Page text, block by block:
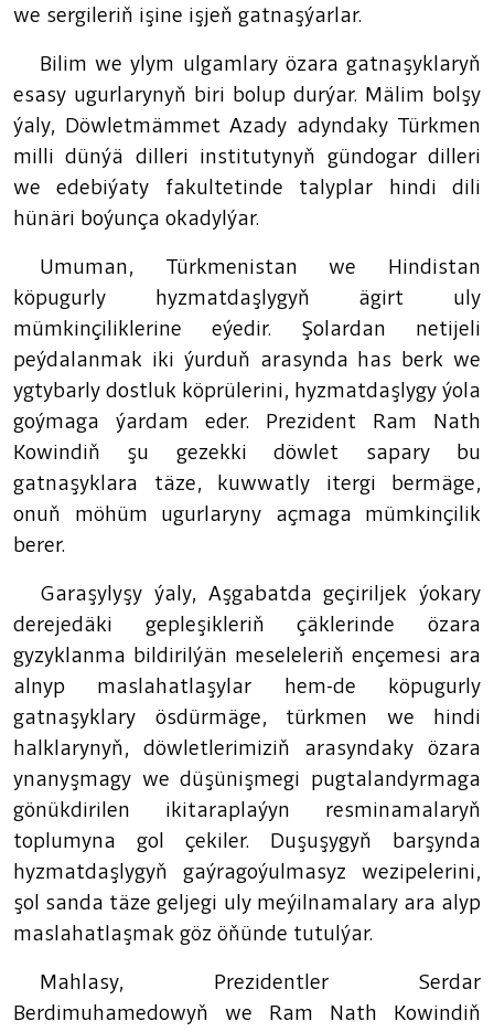
we sergileriň işine işjeň gatnaşýarlar.
Bilim we ylym ulgamlary özara gatnaşyklaryň
esasy ugurlarynyň biri bolup durýar. Mälim bolşy
ýaly, Döwletmämmet Azady adyndaky Türkmen
milli dünýä dilleri institutynyň gündogar dilleri
we edebiýaty fakultetinde talyplar hindi dili
hünäri boýunça okadylýar.
Umuman, Türkmenistan we Hindistan
köpugurly hyzmatdaşlygyň ägirt uly
mümkinçiliklerine eýedir. Şolardan netijeli
peýdalanmak iki ýurduň arasynda has berk we
ygtybarly dostluk köprülerini, hyzmatdaşlygy ýola
goýmaga ýardam eder. Prezident Ram Nath
Kowindiň şu gezekki döwlet sapary bu
gatnaşyklara täze, kuwwatly itergi bermäge,
onuň möhüm ugurlaryny açmaga mümkinçilik
berer.
Garaşylyşy ýaly, Aşgabatda geçiriljek ýokary
derejedäki gepleşikleriň çäklerinde özara
gyzyklanma bildirilýän meseleleriň ençemesi ara
alnyp maslahatlaşylar hem-de köpugurly
gatnaşyklary ösdürmäge, türkmen we hindi
halklarynyň, döwletlerimiziň arasyndaky özara
ynanyşmagy we düşünişmegi pugtalandyrmaga
gönükdirilen ikitaraplaýyn resminamalaryň
toplumyna gol çekiler. Duşuşygyň barşynda
hyzmatdaşlygyň gaýragoýulmasyz wezipelerini,
şol sanda täze geljegi uly meýilnamalary ara alyp
maslahatlaşmak göz öňünde tutulýar.
Mahlasy, Prezidentler Serdar
Berdimuhamedowyň we Ram Nath Kowindiň